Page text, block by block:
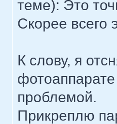
теме): Это
Скорее всего
К слову, я
проблемой.
Прикреплю